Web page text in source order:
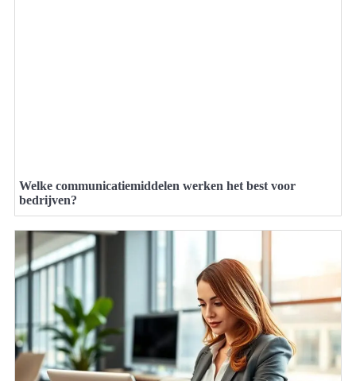
Welke communicatiemiddelen werken het best voor
bedrijven?